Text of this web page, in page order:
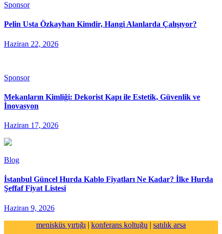
Sponsor
Pelin Usta Özkayhan Kimdir, Hangi Alanlarda Çalışıyor?
Haziran 22, 2026
Sponsor
Mekanların Kimliği: Dekorist Kapı ile Estetik, Güvenlik ve
İnovasyon
Haziran 17, 2026
Blog
İstanbul Güncel Hurda Kablo Fiyatları Ne Kadar? İlke Hurda
Şeffaf Fiyat Listesi
Haziran 9, 2026
menisküs yırtığı | konferans koltuğu | satılık arsa